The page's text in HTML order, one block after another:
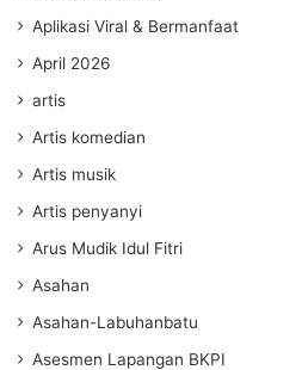
Aplikasi Viral & Bermanfaat
April 2026
artis
Artis komedian
Artis musik
Artis penyanyi
Arus Mudik Idul Fitri
Asahan
Asahan-Labuhanbatu
Asesmen Lapangan BKPI